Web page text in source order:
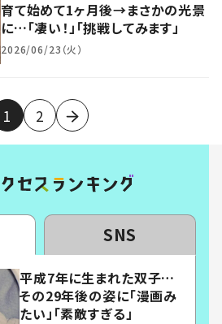
育て始めて1ヶ月後→まさかの光景
に…「凄い！」「挑戦してみます」
2026/06/23（火）
1 2
SNS
平成7年に生まれた双子…
その29年後の姿に「漫画み
たい」「素敵すぎる」